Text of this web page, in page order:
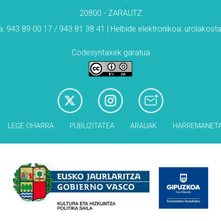
20800 - ZARAUTZ
943 89 00 17 / 943 81 38 41 | Helbide elektronikoa:
Codesyntaxek garatua
LEGE OHARRA PUBLIZITATEA ARAUAK